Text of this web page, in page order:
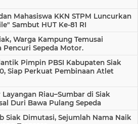
Mahasiswa KKN STPM Luncurkan
Sambut HUT Ke-81 RI
Warga Kampung Temusai
Pencuri Sepeda Motor.
Pimpin PBSI Kabupaten Siak
Siap Perkuat Pembinaan Atlet
Riau–Sumbar di Siak
Duri Bawa Pulang Sepeda
Siak Dimutasi, Sejumlah Nama Naik